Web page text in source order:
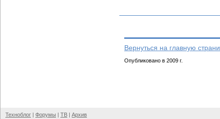
Вернуться на главную
Опубликовано в 2009 г.
Техноблог | Форумы | ТВ | Архив